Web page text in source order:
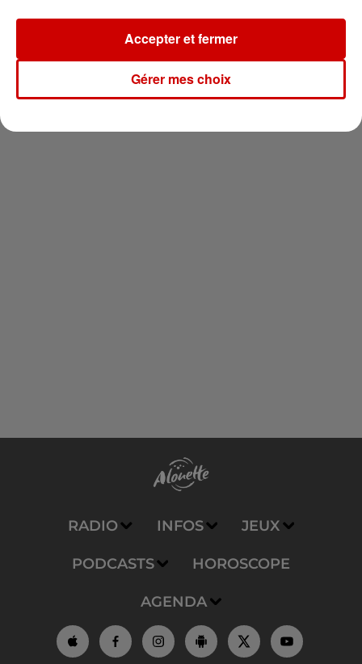
Newsletter
RADIO INFOS JEUX
PODCASTS HOROSCOPE
AGENDA
Gérer mes choix
Accepter et fermer